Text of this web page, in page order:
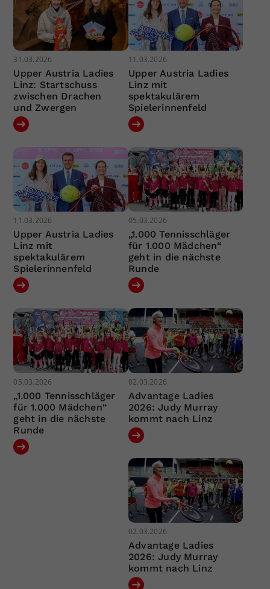
31.03.2026
Upper Austria Ladies
Linz: Startschuss
zwischen Drachen
und Zwergen
11.03.2026
Upper Austria Ladies
Linz mit
spektakulärem
Spielerinnenfeld
11.03.2026
Upper Austria Ladies
Linz mit
spektakulärem
Spielerinnenfeld
05.03.2026
„1.000 Tennisschläger
für 1.000 Mädchen“
geht in die nächste
Runde
05.03.2026
„1.000 Tennisschläger
für 1.000 Mädchen“
geht in die nächste
Runde
02.03.2026
Advantage Ladies
2026: Judy Murray
kommt nach Linz
02.03.2026
Advantage Ladies
2026: Judy Murray
kommt nach Linz